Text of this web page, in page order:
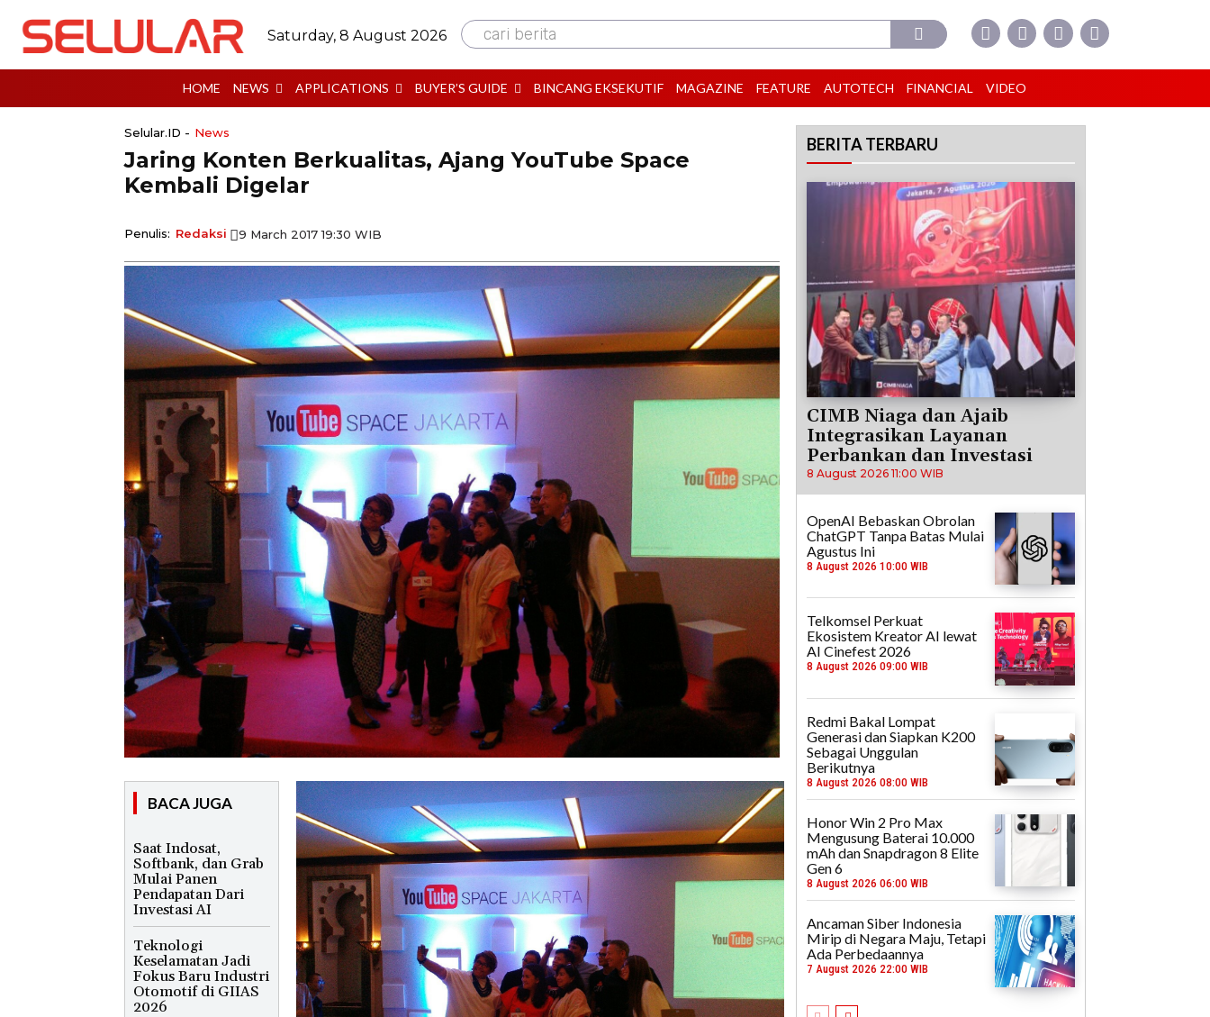
Saturday, 8 August 2026 cari berita
HOME NEWS APPLICATIONS BUYER’S GUIDE BINCANG EKSEKUTIF MAGAZINE FEATURE AUTOTECH FINANCIAL VIDEO
Selular.ID - News
Jaring Konten Berkualitas, Ajang YouTube Space
Kembali Digelar
Penulis: Redaksi 9 March 2017 19:30 WIB
BACA JUGA
Saat Indosat,
Softbank, dan Grab
Mulai Panen
Pendapatan Dari
Investasi AI
Teknologi
Keselamatan Jadi
Fokus Baru Industri
Otomotif di GIIAS
2026
BERITA TERBARU
CIMB Niaga dan Ajaib
Integrasikan Layanan
Perbankan dan Investasi
8 August 2026 11:00 WIB
OpenAI Bebaskan Obrolan
ChatGPT Tanpa Batas Mulai
Agustus Ini
8 August 2026 10:00 WIB
Telkomsel Perkuat
Ekosistem Kreator AI lewat
AI Cinefest 2026
8 August 2026 09:00 WIB
Redmi Bakal Lompat
Generasi dan Siapkan K200
Sebagai Unggulan
Berikutnya
8 August 2026 08:00 WIB
Honor Win 2 Pro Max
Mengusung Baterai 10.000
mAh dan Snapdragon 8 Elite
Gen 6
8 August 2026 06:00 WIB
Ancaman Siber Indonesia
Mirip di Negara Maju, Tetapi
Ada Perbedaannya
7 August 2026 22:00 WIB